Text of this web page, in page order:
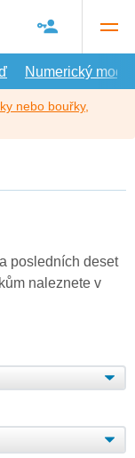
Numerický model
nebo bouřky,
posledních deset
naleznete v